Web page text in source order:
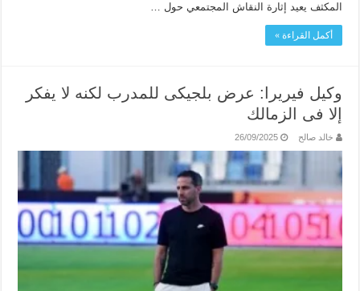
المكثف يعيد إثارة النقاش المجتمعي حول …
أكمل القراءة »
وكيل فيريرا: عرض بلجيكى للمدرب لكنه لا يفكر
إلا فى الزمالك
خالد صالح 26/09/2025